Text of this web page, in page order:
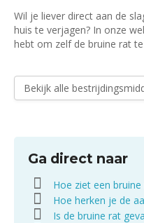
Wil je liever direct aan de
huis te verjagen? In onze
hebt om zelf de bruine rat
Bekijk alle
Ga direct naar
Hoe ziet een
Hoe herken je de
Is de bruine rat